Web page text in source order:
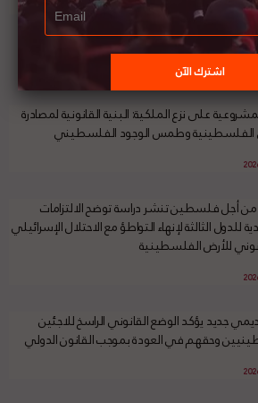
على نزع الملكية: البنية القانونية لمصادرة
الفلسطينية وطمس الوجود الفلسطيني
من أجل فلسطين تنشر دراسة توضح الالتزامات
للدول الثالثة لإنهاء التواطؤ مع الاحتلال الإسرائيلي
للأرض الفلسطينية
جديد يؤكد الوضع القانوني الراسخ للاجئين
وحقهم في العودة بموجب القانون الدولي